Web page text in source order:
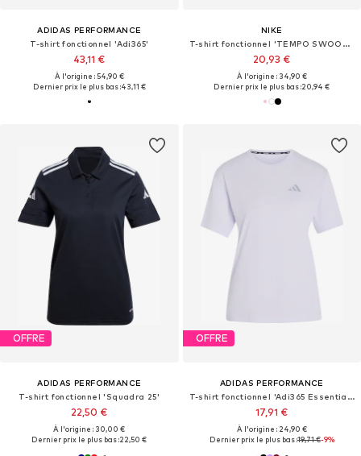
ADIDAS PERFORMANCE
T-shirt fonctionnel 'Adi365'
43,11 €
À l'origine : 54,90 €
Dernier prix le plus bas :43,11 €
NIKE
T-shirt fonctionnel 'TEMPO SWOOSH'
20,93 €
À l'origine : 34,90 €
Dernier prix le plus bas :20,94 €
OFFRE
ADIDAS PERFORMANCE
T-shirt fonctionnel 'Squadra 25'
22,50 €
À l'origine : 30,00 €
Dernier prix le plus bas :22,50 €
OFFRE
ADIDAS PERFORMANCE
T-shirt fonctionnel 'Adi365 Essentials'
17,91 €
À l'origine : 24,90 €
Dernier prix le plus bas :19,71 €-9%